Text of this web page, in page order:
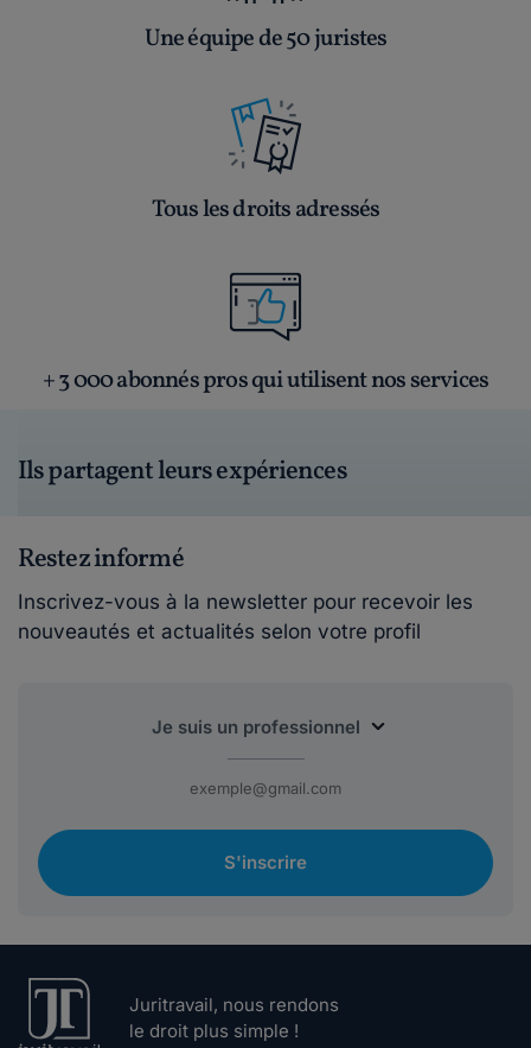
Une équipe de 50 juristes
Tous les droits adressés
+ 3 000 abonnés pros qui utilisent nos services
Ils partagent leurs expériences
Restez informé
Inscrivez-vous à la newsletter pour recevoir les
nouveautés et actualités selon votre profil
S'inscrire
Juritravail, nous rendons
le droit plus simple !